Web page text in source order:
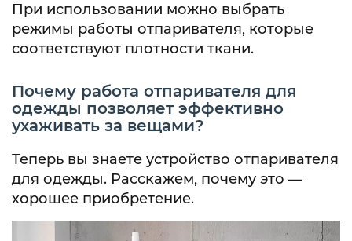
При использовании можно выбрать
режимы работы отпаривателя, которые
соответствуют плотности ткани.
Почему работа отпаривателя для
одежды позволяет эффективно
ухаживать за вещами?
Теперь вы знаете устройство отпаривателя
для одежды. Расскажем, почему это —
хорошее приобретение.